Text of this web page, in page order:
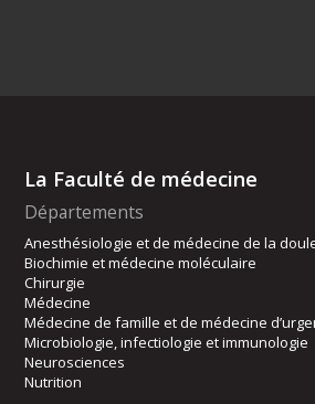
La Faculté de médecine
Départements
Anesthésiologie et de médecine de la
Biochimie et médecine moléculaire
Chirurgie
Médecine
Médecine de famille et de médecine
Microbiologie, infectiologie et immunologie
Neurosciences
Nutrition